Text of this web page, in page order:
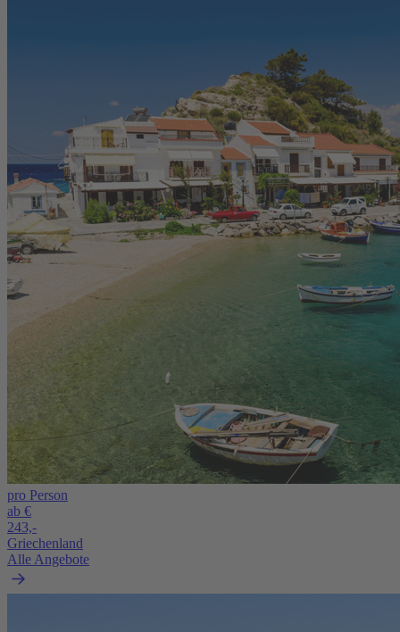
pro Person
ab €
243,-
Griechenland
Alle Angebote